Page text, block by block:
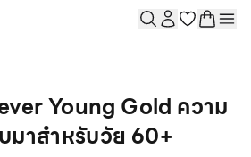
Young Gold ความ
าสำหรับวัย 60+